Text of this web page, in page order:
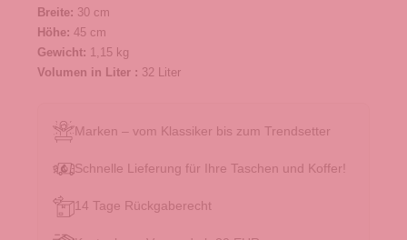
Breite: 30 cm
Höhe: 45 cm
Gewicht: 1,15 kg
Volumen in Liter : 32 Liter
Marken – vom Klassiker bis zum Trendsetter
Schnelle Lieferung für Ihre Taschen und Koffer!
14 Tage Rückgaberecht